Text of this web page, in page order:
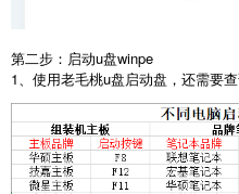
第二步：启动u盘winpe
1、使用老毛桃u盘启动盘，还需要